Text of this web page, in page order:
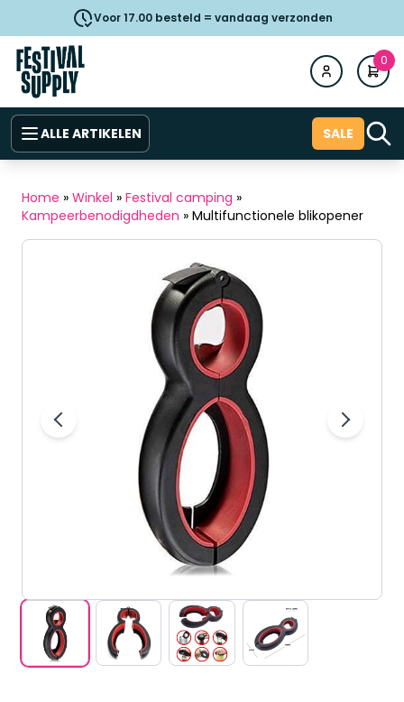
Voor 17.00 besteld = vandaag verzonden
0
ALLE ARTIKELEN SALE
Home » Winkel » Festival camping »
Kampeerbenodigdheden » Multifunctionele blikopener